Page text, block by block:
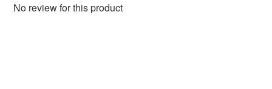
No review for this product